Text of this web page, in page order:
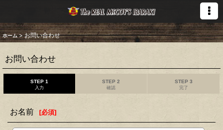
ホーム > お問い合わせ
お問い合わせ
STEP 1
入力
STEP 2
確認
STEP 3
完了
お名前 [必須]